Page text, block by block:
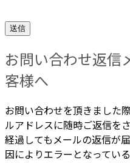
お問い合わせ返信
客様へ
お問い合わせを頂きました
ルアドレスに随時ご返信を
経過してもメールの返信が
因によりエラーとなってい